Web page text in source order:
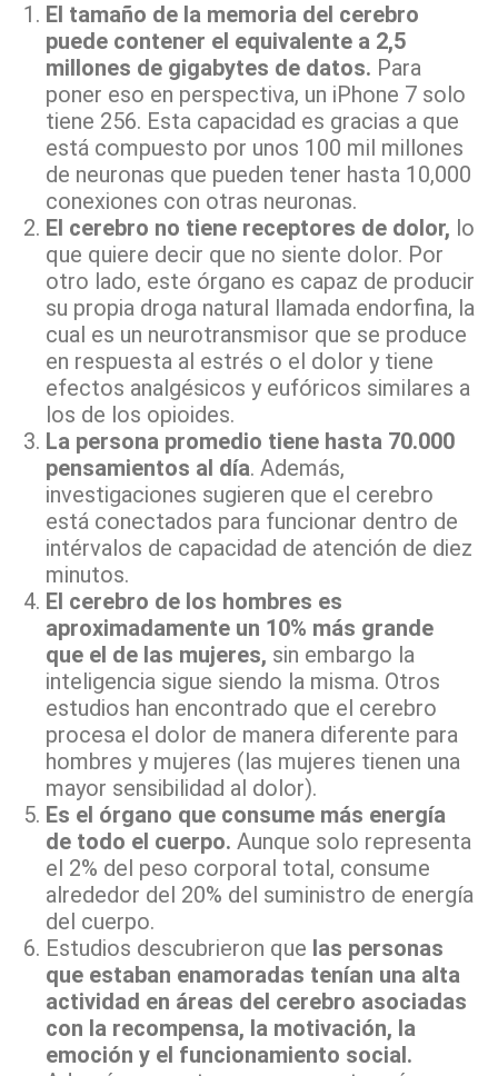
El tamaño de la memoria del cerebro
puede contener el equivalente a 2,5
millones de gigabytes de datos. Para
poner eso en perspectiva, un iPhone 7 solo
tiene 256. Esta capacidad es gracias a que
está compuesto por unos 100 mil millones
de neuronas que pueden tener hasta 10,000
conexiones con otras neuronas.
El cerebro no tiene receptores de dolor, lo
que quiere decir que no siente dolor. Por
otro lado, este órgano es capaz de producir
su propia droga natural llamada endorfina, la
cual es un neurotransmisor que se produce
en respuesta al estrés o el dolor y tiene
efectos analgésicos y eufóricos similares a
los de los opioides.
La persona promedio tiene hasta 70.000
pensamientos al día. Además,
investigaciones sugieren que el cerebro
está conectados para funcionar dentro de
intérvalos de capacidad de atención de diez
minutos.
El cerebro de los hombres es
aproximadamente un 10% más grande
que el de las mujeres, sin embargo la
inteligencia sigue siendo la misma. Otros
estudios han encontrado que el cerebro
procesa el dolor de manera diferente para
hombres y mujeres (las mujeres tienen una
mayor sensibilidad al dolor).
Es el órgano que consume más energía
de todo el cuerpo. Aunque solo representa
el 2% del peso corporal total, consume
alrededor del 20% del suministro de energía
del cuerpo.
Estudios descubrieron que las personas
que estaban enamoradas tenían una alta
actividad en áreas del cerebro asociadas
con la recompensa, la motivación, la
emoción y el funcionamiento social.